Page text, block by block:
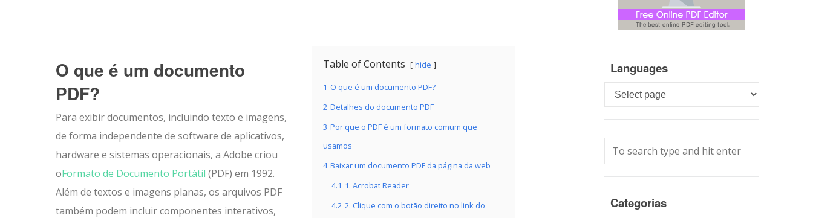
Table of Contents hide
1 O que é um documento PDF?
2 Detalhes do documento PDF
3 Por que o PDF é um formato comum que
usamos
4 Baixar um documento PDF da página da web
4.1 1. Acrobat Reader
4.2 2. Clique com o botão direito no link do
O que é um documento
PDF?
Para exibir documentos, incluindo texto e imagens,
de forma independente de software de aplicativos,
hardware e sistemas operacionais, a Adobe criou
oFormato de Documento Portátil (PDF) em 1992.
Além de textos e imagens planas, os arquivos PDF
também podem incluir componentes interativos,
Languages
Languages
Categorias